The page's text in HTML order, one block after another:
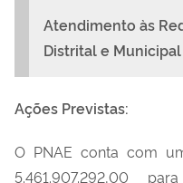
Atendimento às
Distrital e
Ações Previstas:
O PNAE conta com
5.461.907.292,00